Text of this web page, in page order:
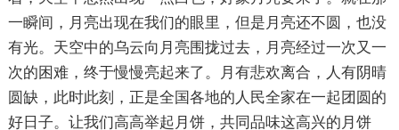
一瞬间，月亮出现在我们的眼里，但是月亮还不圆，也没
有光。天空中的乌云向月亮围拢过去，月亮经过一次又一
次的困难，终于慢慢亮起来了。月有悲欢离合，人有阴晴
圆缺，此时此刻，正是全国各地的人民全家在一起团圆的
好日子。让我们高高举起月饼，共同品味这高兴的月饼